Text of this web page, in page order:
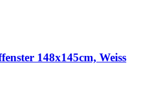
148x145cm, Weiss